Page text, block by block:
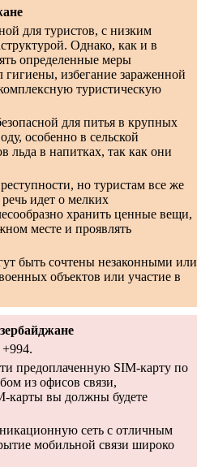
для туристов, с низким
Однако, как и в
определенные меры
избегание зараженной
туристическую
для питья в крупных
особенно в сельской
льда в напитках, так как они
но туристам все же
идет о мелких
хранить ценные вещи,
месте и проявлять
быть сочтены незаконными или
объектов или участие в
предоплаченную SIM-карту по
из офисов связи,
карты вы должны будете
сеть с отличным
мобильной связи широко